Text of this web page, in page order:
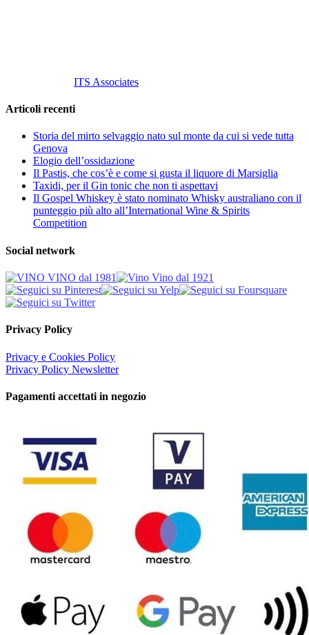
ITS Associates
Articoli recenti
Storia del mirto selvaggio nato sul monte da cui si vede tutta
Genova
Elogio dell’ossidazione
Il Pastis, che cos’è e come si gusta il liquore di Marsiglia
Taxidi, per il Gin tonic che non ti aspettavi
Il Gospel Whiskey è stato nominato Whisky australiano con il
punteggio più alto all’International Wine & Spirits
Competition
Social network
Privacy Policy
Privacy e Cookies Policy
Privacy Policy Newsletter
Pagamenti accettati in negozio